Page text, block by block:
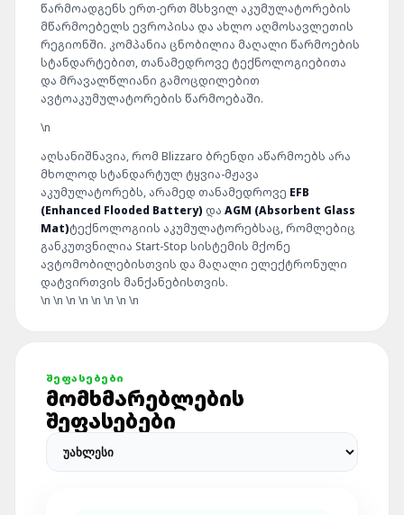
წარმოადგენს ერთ-ერთ მსხვილ აკუმულატორების
მწარმოებელს ევროპისა და ახლო აღმოსავლეთის
რეგიონში. კომპანია ცნობილია მაღალი წარმოების
სტანდარტებით, თანამედროვე ტექნოლოგიებითა
და მრავალწლიანი გამოცდილებით
ავტოაკუმულატორების წარმოებაში.
\n
აღსანიშნავია, რომ Blizzaro ბრენდი აწარმოებს არა
მხოლოდ სტანდარტულ ტყვია-მჟავა
აკუმულატორებს, არამედ თანამედროვე EFB
(Enhanced Flooded Battery) და AGM (Absorbent Glass
Mat)ტექნოლოგიის აკუმულატორებსაც, რომლებიც
განკუთვნილია Start-Stop სისტემის მქონე
ავტომობილებისთვის და მაღალი ელექტრონული
დატვირთვის მანქანებისთვის.
\n \n \n \n \n \n \n \n
ᲨᲔᲤᲐᲡᲔᲑᲔᲑᲘ
ᲛᲝᲛᲮᲛᲐᲠᲔᲑᲚᲔᲑᲘᲡ
ᲨᲔᲤᲐᲡᲔᲑᲔᲑᲘ